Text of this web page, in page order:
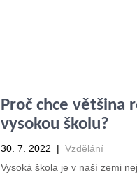
Proč chce většina
vysokou školu?
30. 7. 2022 | Vzdělání
Vysoká škola je v naší zemi